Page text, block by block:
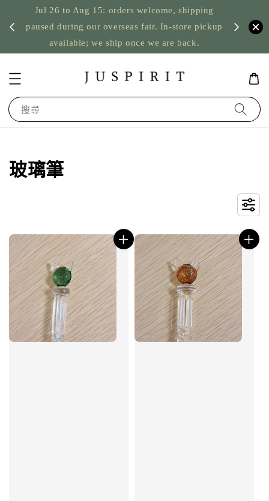
US orders: taxes prepaid up to USD 2,500,
nothing to pay on delivery
台灣筆
搜尋
玻璃筆